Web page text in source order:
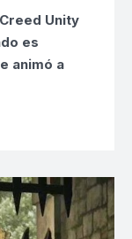
Unity
es
animó a